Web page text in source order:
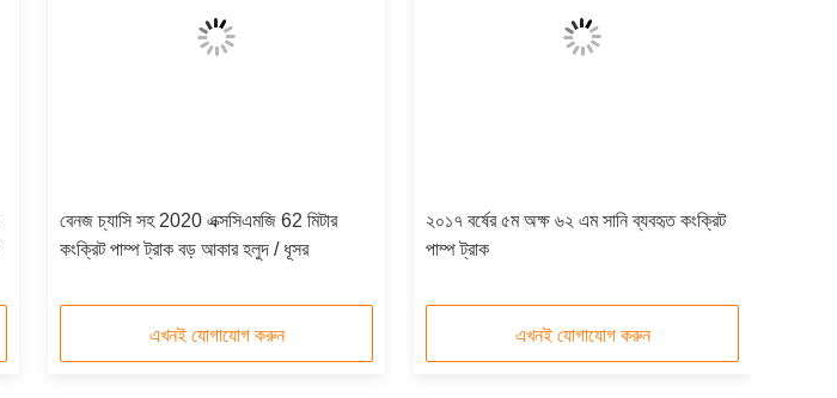
বেনজ চ্যাসি সহ 2020 এক্সসিএমজি 62 মিটার
কংক্রিট পাম্প ট্রাক বড় আকার হলুদ / ধূসর
এখনই যোগাযোগ করুন
২০১৭ বর্ষের ৫ম অক্ষ ৬২ এম সানি ব্যবহৃত কংক্রিট
পাম্প ট্রাক
এখনই যোগাযোগ করুন